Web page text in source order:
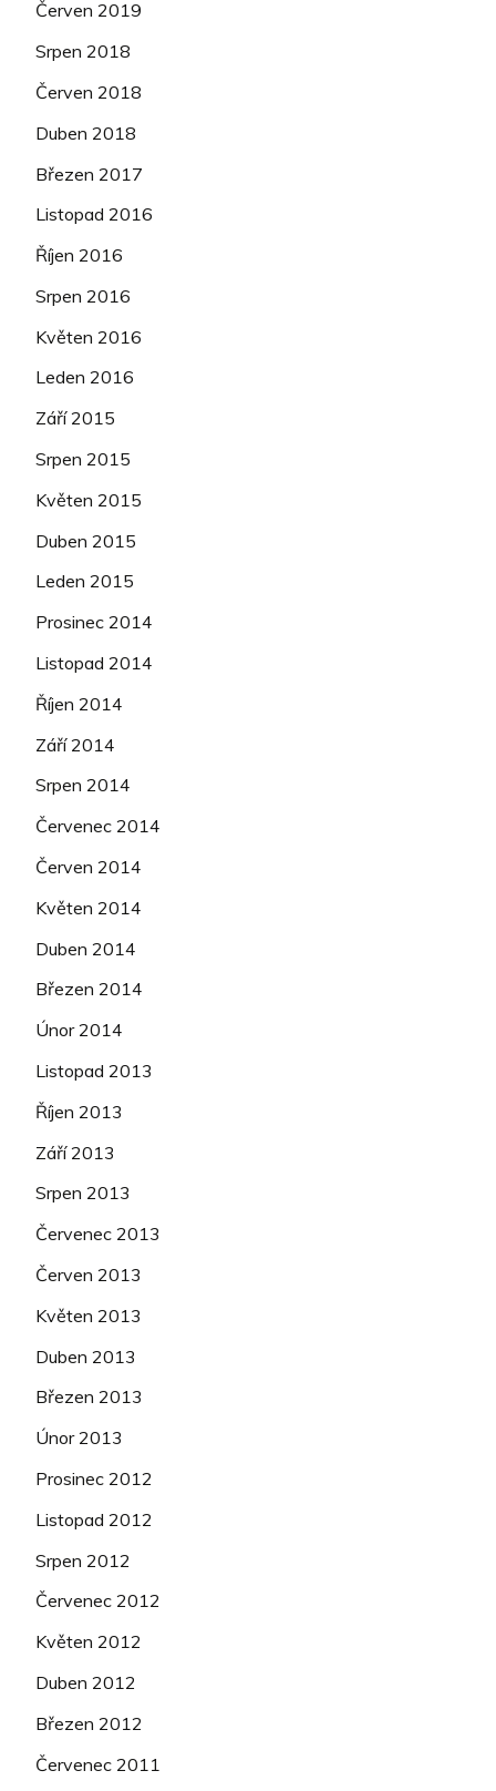
Červen 2019
Srpen 2018
Červen 2018
Duben 2018
Březen 2017
Listopad 2016
Říjen 2016
Srpen 2016
Květen 2016
Leden 2016
Září 2015
Srpen 2015
Květen 2015
Duben 2015
Leden 2015
Prosinec 2014
Listopad 2014
Říjen 2014
Září 2014
Srpen 2014
Červenec 2014
Červen 2014
Květen 2014
Duben 2014
Březen 2014
Únor 2014
Listopad 2013
Říjen 2013
Září 2013
Srpen 2013
Červenec 2013
Červen 2013
Květen 2013
Duben 2013
Březen 2013
Únor 2013
Prosinec 2012
Listopad 2012
Srpen 2012
Červenec 2012
Květen 2012
Duben 2012
Březen 2012
Červenec 2011